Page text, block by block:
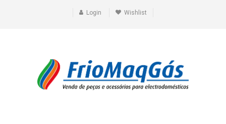
Login Wishlist